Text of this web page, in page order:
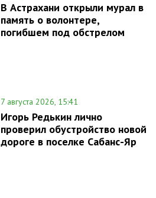
В Астрахани открыли мурал в
память о волонтере,
погибшем под обстрелом
7 августа 2026, 15:41
Игорь Редькин лично
проверил обустройство новой
дороге в поселке Сабанс-Яр